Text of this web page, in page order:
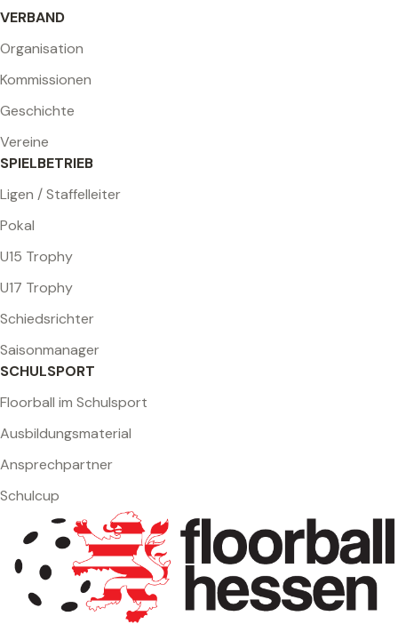
VERBAND
Organisation
Kommissionen
Geschichte
Vereine
SPIELBETRIEB
Ligen / Staffelleiter
Pokal
U15 Trophy
U17 Trophy
Schiedsrichter
Saisonmanager
SCHULSPORT
Floorball im Schulsport
Ausbildungsmaterial
Ansprechpartner
Schulcup